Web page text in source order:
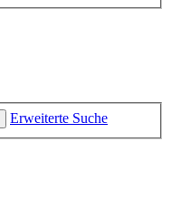
Erweiterte Suche